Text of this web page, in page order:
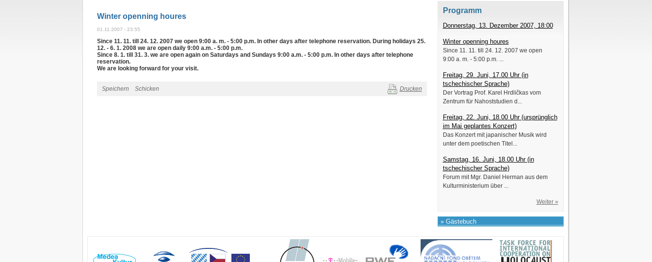
Winter openning houres
01.11.2007 - 23:55
Since 11. 11. till 24. 12. 2007 we open 9:00 a. m. - 5:00 p.m. In other days after telephone reservation. During holidays 25.
12. - 6. 1. 2008 we are open daily 9:00 a.m. - 5:00 p.m.
Since 8. 1. till 31. 3. we are open again on Saturdays and Sundays 9:00 a.m. - 5:00 p.m. In other days after telephone
reservation.
We are looking forward for your visit.
Speichern Schicken Drucken
Programm
Donnerstag, 13. Dezember 2007, 18:00
Winter openning houres
Since 11. 11. till 24. 12. 2007 we open
9:00 a. m. - 5:00 p.m. ...
Freitag, 29. Juni, 17.00 Uhr (in
tschechischer Sprache)
Der Vortrag Prof. Karel Hrdličkas vom
Zentrum für Nahoststudien d...
Freitag, 22. Juni, 18.00 Uhr (ursprünglich
im Mai geplantes Konzert)
Das Konzert mit japanischer Musik wird
unter dem poetischen Titel...
Samstag, 16. Juni, 18.00 Uhr (in
tschechischer Sprache)
Forum mit Mgr. Daniel Herman aus dem
Kulturministerium über ...
Weiter »
» Gästebuch